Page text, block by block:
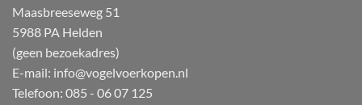
Maasbreeseweg 51
5988 PA Helden
(geen bezoekadres)
E-mail: info@vogelvoerkopen.nl
Telefoon: 085 - 06 07 125